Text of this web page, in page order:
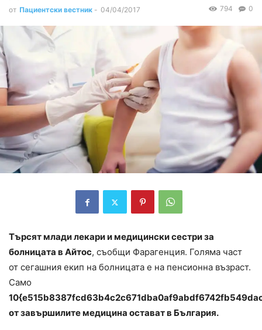
от Пациентски вестник - 04/04/2017 0
794
Търсят млади лекари и медицински сестри за
болницата в Айтос, съобщи Фарагенция. Голяма част
от сегашния екип на болницата е на пенсионна възраст.
Само
от завършилите медицина остават в България.